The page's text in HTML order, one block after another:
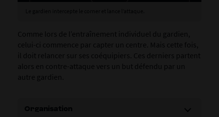
Comme lors de l’entraînement individuel du gardien,
celui-ci commence par capter un centre. Mais cette fois,
il doit relancer sur ses coéquipiers. Ces derniers partent
alors en contre-attaque vers un but défendu par un
autre gardien.